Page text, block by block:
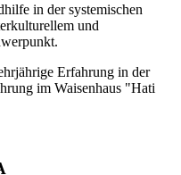
in der systemischen
und
Erfahrung in der
im Waisenhaus "Hati